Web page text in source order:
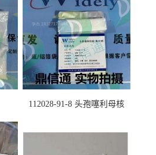
112028-91-8 头孢噻利母核